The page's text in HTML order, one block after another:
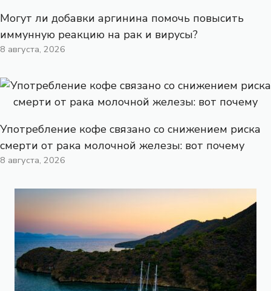
Могут ли добавки аргинина помочь повысить
иммунную реакцию на рак и вирусы?
8 августа, 2026
Употребление кофе связано со снижением риска
смерти от рака молочной железы: вот почему
8 августа, 2026